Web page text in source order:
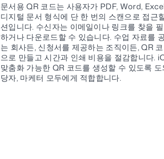
문서용 QR 코드는 사용자가 PDF, Word,
디지털 문서 형식에 단 한 번의 스캔으로 접근
션입니다. 수신자는 이메일이나 링크를 찾을
하거나 다운로드할 수 있습니다. 수업 자료를
는 회사든, 신청서를 제공하는 조직이든, QR
으로 만들고 시간과 인쇄 비용을 절감합니다.
맞춤화 가능한 QR 코드를 생성할 수 있도록
당자, 마케터 모두에게 적합합니다.